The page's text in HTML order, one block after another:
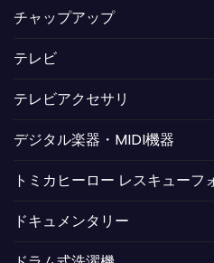
チャップアップ
テレビ
テレビアクセサリ
デジタル楽器・MIDI機器
トミカヒーロー レスキューフ
ドキュメンタリー